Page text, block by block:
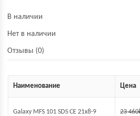
В наличии
Нет в наличии
Отзывы (0)
Наименование Цена
Galaxy MFS 101 SDS СЕ 21x8-9
23 460